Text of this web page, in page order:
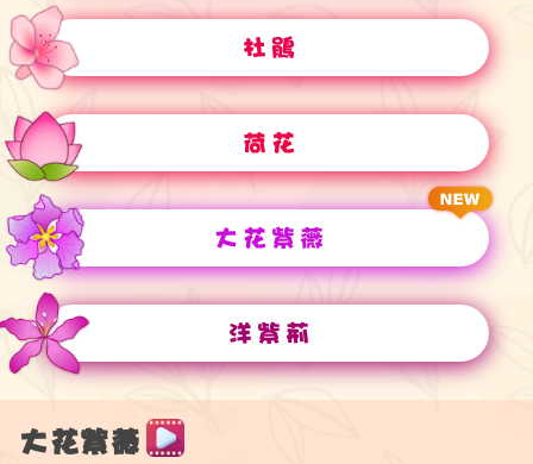
杜鵑
荷花
大花紫薇
洋紫荊
大花紫薇